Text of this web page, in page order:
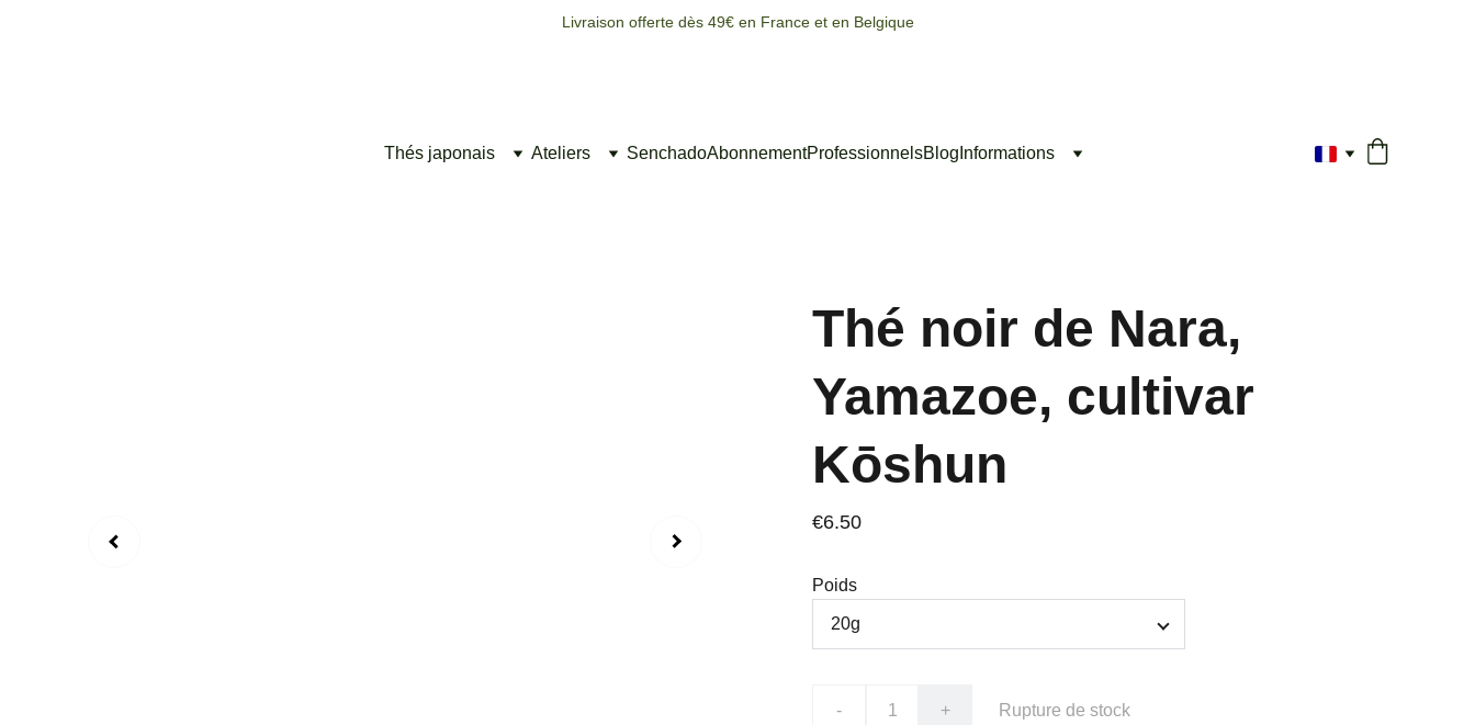
Livraison offerte dès 49€ en France et en Belgique
Thés japonais Ateliers SenchadoAbonnementProfessionnelsBlog Informations
Thé noir de Nara,
Yamazoe, cultivar
Kōshun
€6.50
Poids
- + Rupture de stock